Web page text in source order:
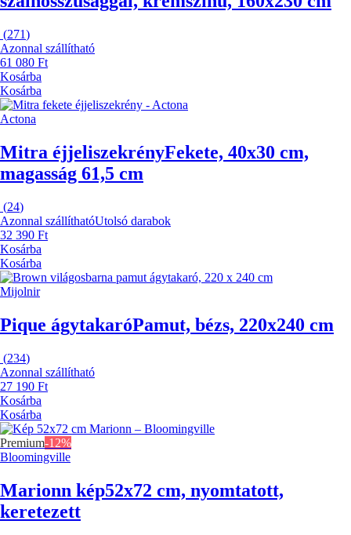
(271)
Azonnal szállítható
61 080 Ft
Kosárba
Kosárba
Actona
Mitra éjjeliszekrényFekete, 40x30 cm,
magasság 61,5 cm
(24)
Azonnal szállíthatóUtolsó darabok
32 390 Ft
Kosárba
Kosárba
Mijolnir
Pique ágytakaróPamut, bézs, 220x240 cm
(234)
Azonnal szállítható
27 190 Ft
Kosárba
Kosárba
Premium-12%
Bloomingville
Marionn kép52x72 cm, nyomtatott,
keretezett